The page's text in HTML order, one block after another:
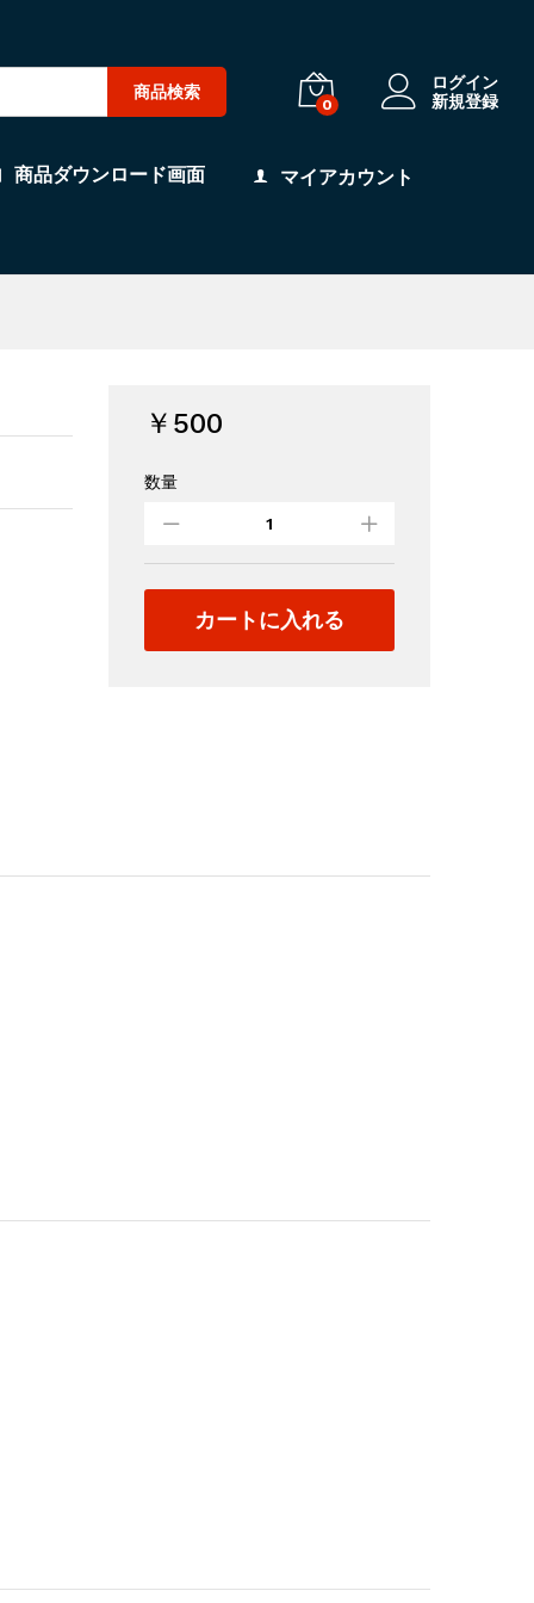
商品検索
0
ログイン
新規登録
商品ダウンロード画面 マイアカウント
￥ 500
配
本）
quantity
数量
カートに入れる